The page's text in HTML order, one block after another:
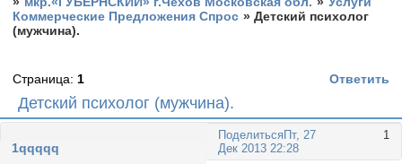
Коммерческие Предложения Спрос »Детский психолог
(мужчина).
Детский психолог (мужчина).
Страница: 1 Ответить
Поделиться 1
Пт, 27
Дек 2013 22:28
1qqqqq